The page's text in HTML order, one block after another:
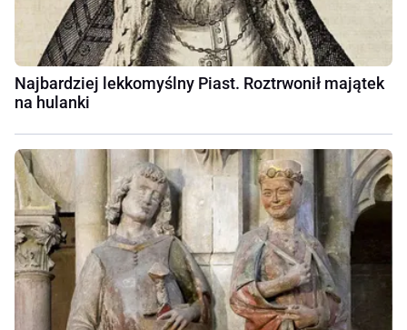
Najbardziej lekkomyślny Piast. Roztrwonił majątek
na hulanki